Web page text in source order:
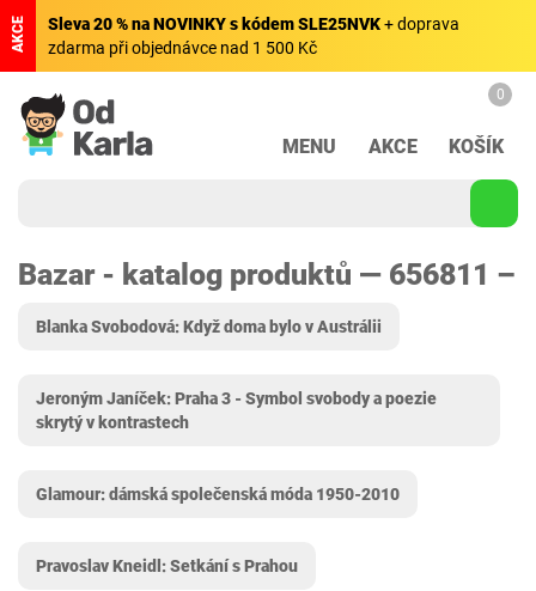
AKCE Sleva 20 % na NOVINKY s kódem SLE25NVK+ doprava
zdarma při objednávce nad 1 500 Kč
MENU AKCE
0
KOŠÍK
Bazar - katalog produktů — 656811 –
Blanka Svobodová: Když doma bylo v Austrálii
Jeroným Janíček: Praha 3 - Symbol svobody a poezie
skrytý v kontrastech
Glamour: dámská společenská móda 1950-2010
Pravoslav Kneidl: Setkání s Prahou